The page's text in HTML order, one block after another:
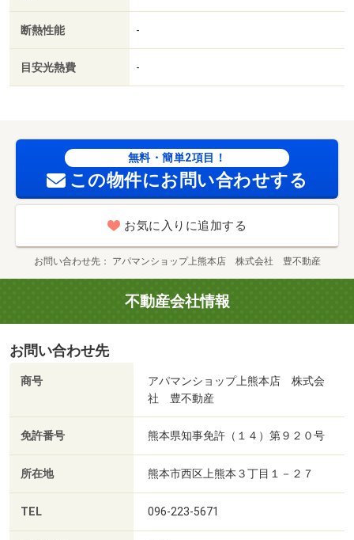
断熱性能 -
目安光熱費 -
無料・簡単2項目！
この物件にお問い合わせする
お気に入りに追加する
お問い合わせ先 アパマンショップ上熊本店 株式会社 豊不動産
不動産会社情報
お問い合わせ先
商号
アパマンショップ上熊本店 株式会
社 豊不動産
免許番号 熊本県知事免許（１４）第９２０号
所在地 熊本市西区上熊本３丁目１－２７
TEL 096-223-5671